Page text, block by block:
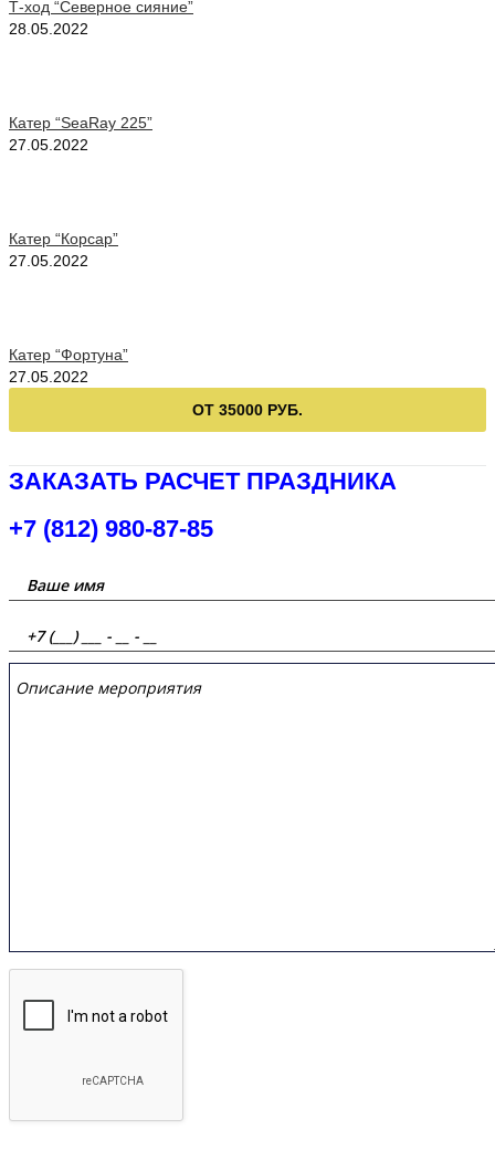
Т-ход “Северное сияние”
28.05.2022
Катер “SeaRay 225”
27.05.2022
Катер “Корсар”
27.05.2022
Катер “Фортуна”
27.05.2022
ОТ 35000 РУБ.
ЗАКАЗАТЬ РАСЧЕТ ПРАЗДНИКА
+7 (812) 980-87-85